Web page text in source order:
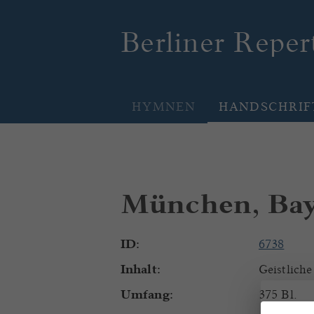
Berliner
HYMNEN
München,
ID:
6738
Inhalt:
Umfang:
375 Bl.